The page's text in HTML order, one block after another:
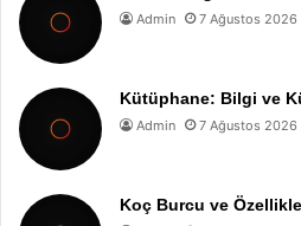
Admin 7 Ağustos 2026
Kütüphane: Bilgi ve
Admin 7 Ağustos 2026
Koç Burcu ve